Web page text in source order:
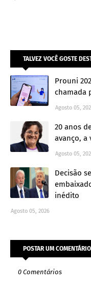
TALVEZ VOCÊ GOSTE
Prouni
chamada
Agosto 05,
20 anos
avanço, a
Agosto 05,
Decisão
inédito
Agosto 05, 2026
POSTAR UM COMENTÁRIO
0 Comentários